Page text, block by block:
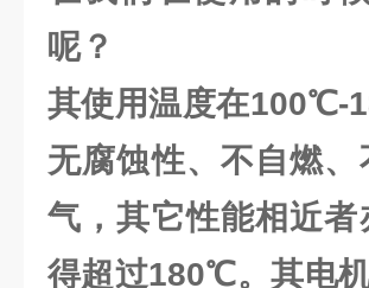
呢？
其使用温度在100℃-
无腐蚀性、不自燃
气，其它性能相近
得超过180℃。其电